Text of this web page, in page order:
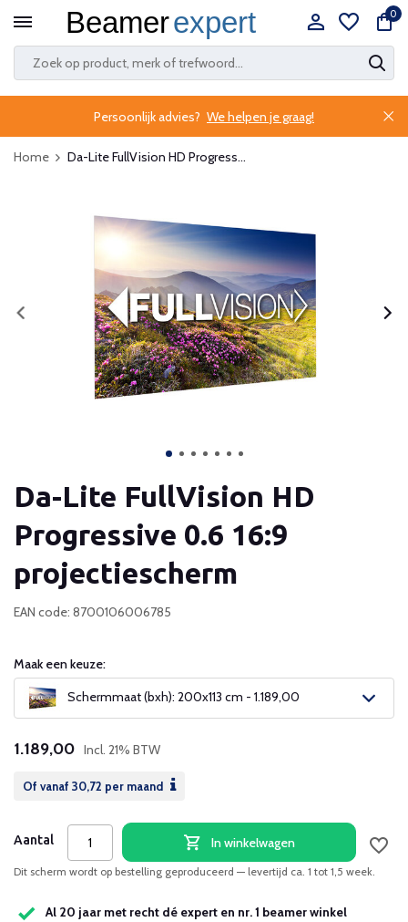
0
Persoonlijk advies? We helpen je graag!
Home Da-Lite FullVision HD Progress...
Da-Lite FullVision HD
Progressive 0.6 16:9
projectiescherm
EAN code: 8700106006785
Maak een keuze:
Schermmaat (bxh): 200x113 cm - 1.189,00
1.189,00 Incl. 21% BTW
Of vanaf 30,72 per maand
Aantal In winkelwagen
Dit scherm wordt op bestelling geproduceerd — levertijd ca. 1 tot 1,5 week.
Al 20 jaar met recht dé expert en nr. 1 beamer winkel